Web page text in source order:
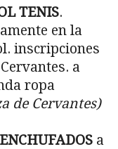
TENIS.
en la
inscripciones
a
ropa
de Cervantes)
a